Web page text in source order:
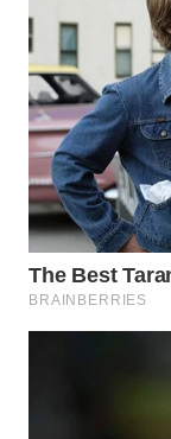
LIKUPANG
WN
LABUANBAJO
WN
BORNEO
Wahana
Media
Group